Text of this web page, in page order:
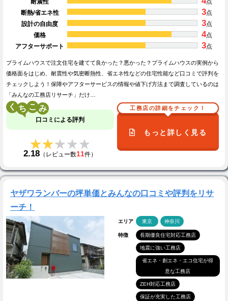
耐震性
点
断熱/省エネ性
3点
設計の自由度
3点
価格
4点
アフターサポート
3点
プライムハウスで注文住宅を建てて良かった？悪かった？プライムハウスの実例から
価格面をはじめ、耐震性や気密断熱性、省エネ性などの住宅性能など口コミで評判を
チェックしよう！保障やアフターサービスの情報や値下げ方法まで調査しているのは
「みんなの工務店リサーチ」だけ…
く こ
口コミによる評判
★★★★★
★★★★★
2.18 （レビュー数11件）
工務店の詳細をチェック！
もっと詳しく見る
ヤザワランバーの坪単価とみんなの口コミや評判をリサ
ーチ！
エリア 東京 神奈川
特徴 長期優良住宅対応工務店
地震に強い工務店
省エネ・創エネ・エコ住宅が得
意な工務店
ZEH対応工務店
保証が充実した工務店